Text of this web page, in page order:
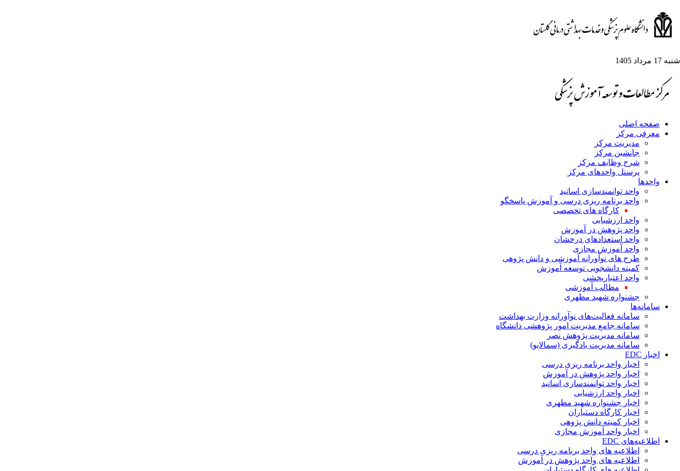
شنبه 17 مرداد 1405
صفحه اصلی
معرفی مرکز
مدیریت مرکز
جانشین مرکز
شرح وظایف مرکز
پرسنل واحدهای مرکز
واحدها
واحد توانمندسازی اساتید
واحد برنامه ریزی درسی و آموزش پاسخگو
کارگاه های تخصصی
واحد ارزشیابی
واحد پژوهش در آموزش
واحد استعدادهای درخشان
واحد آموزش مجازی
طرح های نوآورانه آموزشی و دانش پژوهی
کمیته دانشجویی توسعه آموزش
واحد اعتباربخشی
مطالب آموزشی
جشنواره شهید مطهری
سامانه‌ها
سامانه فعالیت‌های نوآورانه وزارت بهداشت
سامانه جامع مدیریت امور پژوهشی دانشگاه
سامانه مدیریت پژوهش نصر
سامانه مدیریت یادگیری (سمالایو)
اخبار EDC
اخبار واحد برنامه ریزی درسی
اخبار واحد پژوهش در آموزش
اخبار واحد توانمندسازی اساتید
اخبار واحد ارزشیابی
اخبار جشنواره شهید مطهری
اخبار کارگاه دستیاران
اخبار کمیته دانش پژوهی
اخبار واحد آموزش مجازی
اطلاعیه‌های EDC
اطلاعیه های واحد برنامه ریزی درسی
اطلاعیه های واحد پژوهش در آموزش